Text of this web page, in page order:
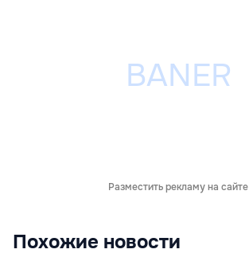
Разместить рекламу на сайте
Похожие новости